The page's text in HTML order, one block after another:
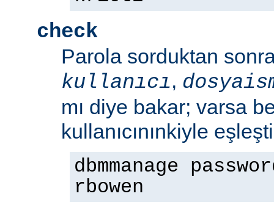
check
Parola sorduktan
kullanıcı,
mı diye bakar; varsa
kullanıcınınkiyle
dbmmanage
rbowen